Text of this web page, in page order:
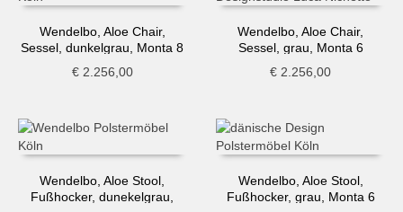
Wendelbo, Aloe Chair,
Sessel, dunkelgrau, Monta 8
€2.256,00
Wendelbo, Aloe Chair,
Sessel, grau, Monta 6
€ 2.256,00
Wendelbo, Aloe Stool,
Fußhocker, dunekelgrau,
Wendelbo, Aloe Stool,
Fußhocker, grau, Monta 6